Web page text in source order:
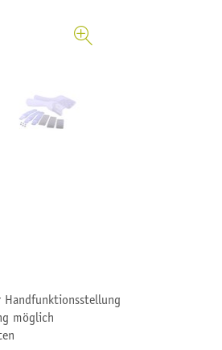
Handfunktionsstellung
möglich